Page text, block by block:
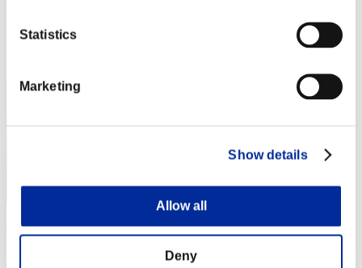
Statistics
Marketing
Show details
Allow all
Deny
cheko